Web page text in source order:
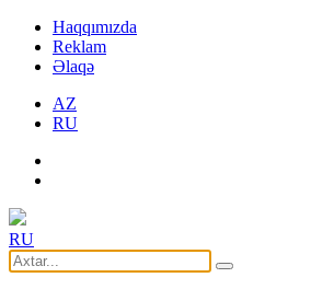
Haqqımızda
Reklam
Əlaqə
AZ
RU
RU